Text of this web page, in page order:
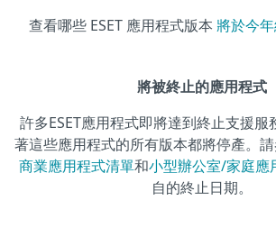
查看哪些 ESET 應用程式版本 將於今
將被終止的應用程式
許多ESET應用程式即將達到終止支援服
著這些應用程式的所有版本都將停產。
商業應用程式清單和小型辦公室/家庭應
自的終止日期。